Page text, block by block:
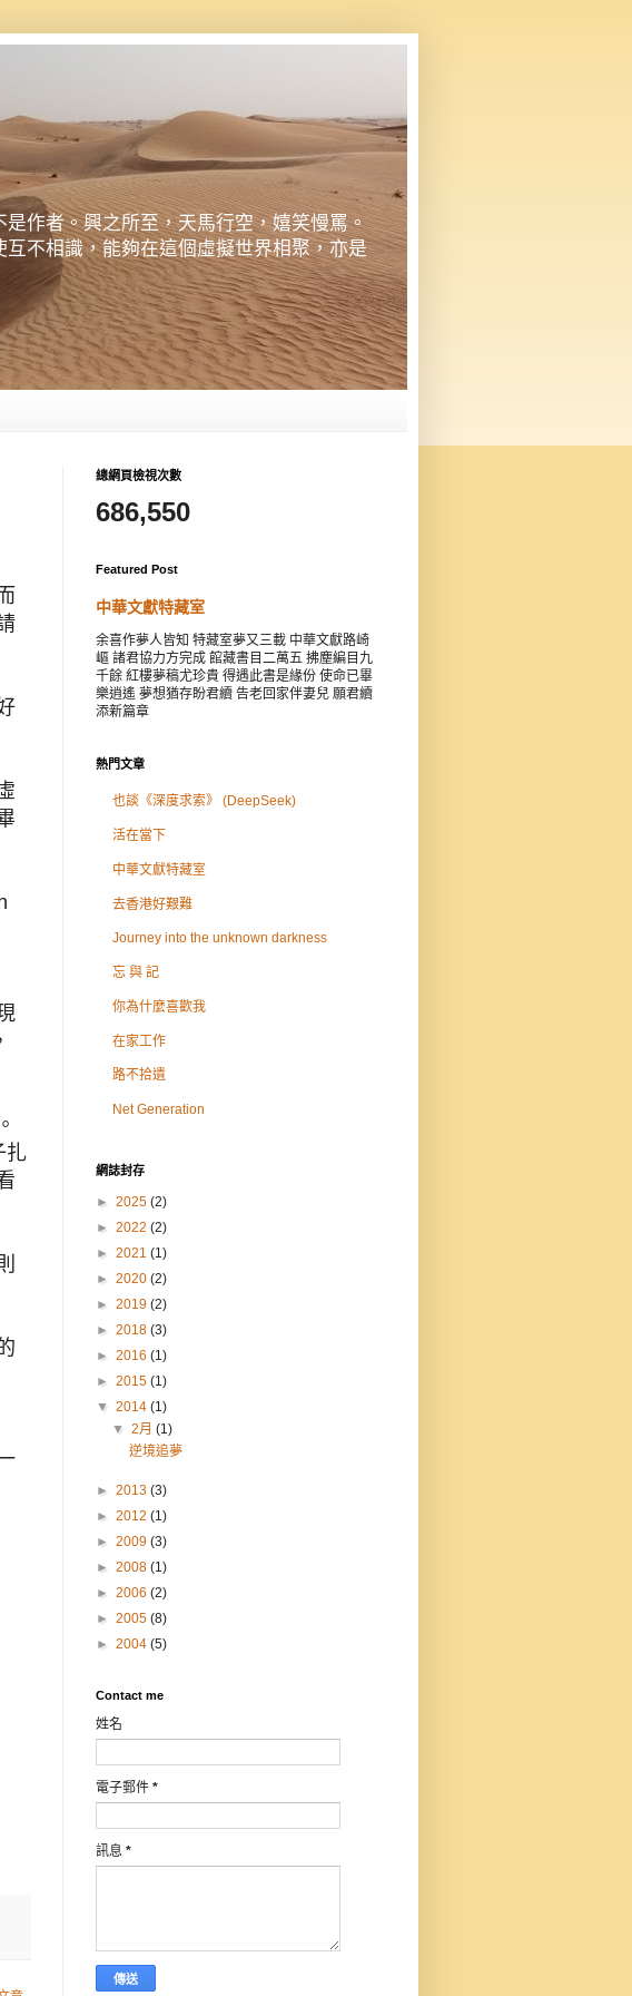
作者。興之所至，天馬行空，嬉笑慢罵。
不相識，能夠在這個虛擬世界相聚，亦是
扎
總網頁檢視次數
686,550
Featured Post
中華文獻特藏室
余喜作夢人皆知 特藏室夢又三載 中華文獻路崎
嶇 諸君協力方完成 館藏書目二萬五 拂塵編目九
千餘 紅樓夢稿尤珍貴 得遇此書是緣份 使命已畢
樂逍遙 夢想猶存盼君續 告老回家伴妻兒 願君續
添新篇章
熱門文章
也談《深度求索》 (DeepSeek)
活在當下
中華文獻特藏室
去香港好艱難
Journey into the unknown darkness
忘 與 記
你為什麼喜歡我
在家工作
路不拾遺
Net Generation
網誌封存
► 2025 (2)
► 2022 (2)
► 2021 (1)
► 2020 (2)
► 2019 (2)
► 2018 (3)
► 2016 (1)
► 2015 (1)
▼ 2014 (1)
▼2月(1)
逆境追夢
► 2013 (3)
► 2012 (1)
► 2009 (3)
► 2008 (1)
► 2006 (2)
► 2005 (8)
► 2004 (5)
Contact me
姓名
電子郵件 *
訊息 *